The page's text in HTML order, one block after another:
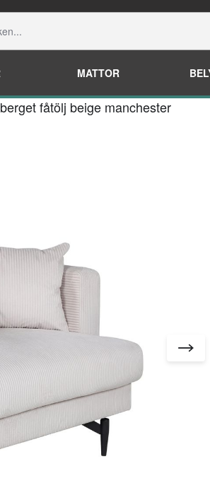
MATTOR
fåtölj beige manchester